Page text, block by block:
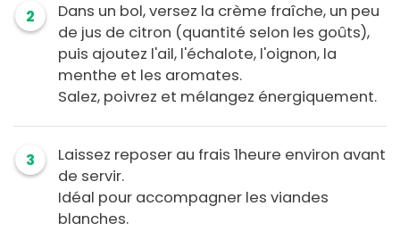
2
Dans un bol, versez la crème fraîche, un peu
de jus de citron (quantité selon les goûts),
puis ajoutez l'ail, l'échalote, l'oignon, la
menthe et les aromates.
Salez, poivrez et mélangez énergiquement.
3
Laissez reposer au frais 1heure environ avant
de servir.
Idéal pour accompagner les viandes
blanches.